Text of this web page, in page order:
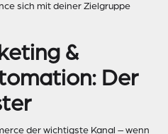
sich mit deiner Zielgruppe
&
Der
der wichtigste Kanal – wenn